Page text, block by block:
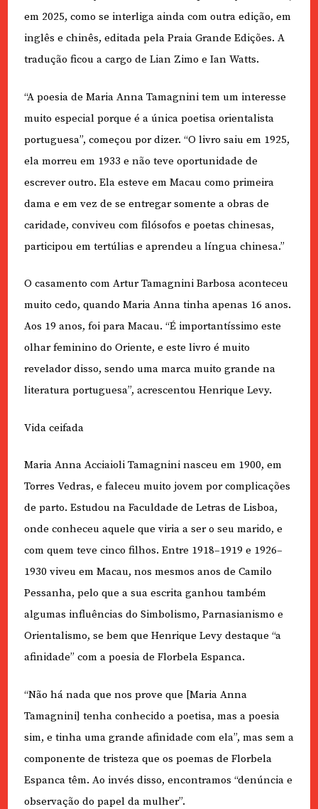
em 2025, como se interliga ainda com outra edição, em
inglês e chinês, editada pela Praia Grande Edições. A
tradução ficou a cargo de Lian Zimo e Ian Watts.
“A poesia de Maria Anna Tamagnini tem um interesse
muito especial porque é a única poetisa orientalista
portuguesa”, começou por dizer. “O livro saiu em 1925,
ela morreu em 1933 e não teve oportunidade de
escrever outro. Ela esteve em Macau como primeira
dama e em vez de se entregar somente a obras de
caridade, conviveu com filósofos e poetas chinesas,
participou em tertúlias e aprendeu a língua chinesa.”
O casamento com Artur Tamagnini Barbosa aconteceu
muito cedo, quando Maria Anna tinha apenas 16 anos.
Aos 19 anos, foi para Macau. “É importantíssimo este
olhar feminino do Oriente, e este livro é muito
revelador disso, sendo uma marca muito grande na
literatura portuguesa”, acrescentou Henrique Levy.
Vida ceifada
Maria Anna Acciaioli Tamagnini nasceu em 1900, em
Torres Vedras, e faleceu muito jovem por complicações
de parto. Estudou na Faculdade de Letras de Lisboa,
onde conheceu aquele que viria a ser o seu marido, e
com quem teve cinco filhos. Entre 1918–1919 e 1926–
1930 viveu em Macau, nos mesmos anos de Camilo
Pessanha, pelo que a sua escrita ganhou também
algumas influências do Simbolismo, Parnasianismo e
Orientalismo, se bem que Henrique Levy destaque “a
afinidade” com a poesia de Florbela Espanca.
“Não há nada que nos prove que [Maria Anna
Tamagnini] tenha conhecido a poetisa, mas a poesia
sim, e tinha uma grande afinidade com ela”, mas sem a
componente de tristeza que os poemas de Florbela
Espanca têm. Ao invés disso, encontramos “denúncia e
observação do papel da mulher”.